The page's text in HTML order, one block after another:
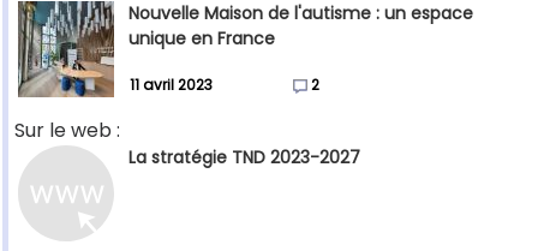
Nouvelle Maison de l'autisme : un espace
unique en France
11 avril 2023 2
Sur le web :
La stratégie TND 2023-2027